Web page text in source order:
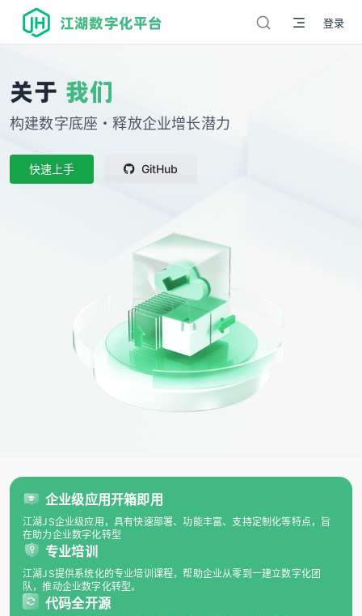
江湖数字化平台 登录
关于 我们
构建数字底座・释放企业增长潜力
快速上手 GitHub
企业级应用开箱即用
江湖JS企业级应用，具有快速部署、功能丰富、支持定制化等特点，旨
在助力企业数字化转型
专业培训
江湖JS提供系统化的专业培训课程，帮助企业从零到一建立数字化团
队，推动企业数字化转型。
代码全开源